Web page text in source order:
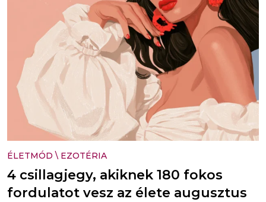
ÉLETMÓD \ EZOTÉRIA
4 csillagjegy, akiknek 180 fokos
fordulatot vesz az élete augusztus